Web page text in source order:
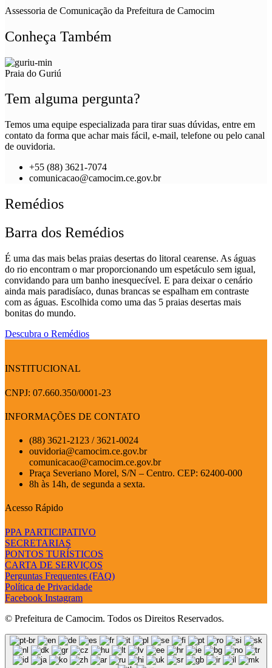
Assessoria de Comunicação da Prefeitura de Camocim
Conheça Também
Praia do Guriú
Tem alguma pergunta?
Temos uma equipe especializada para tirar suas dúvidas, entre em
contato da forma que achar mais fácil, e-mail, telefone ou pelo canal
de ouvidoria.
+55 (88) 3621-7074
comunicacao@camocim.ce.gov.br
Remédios
Barra dos Remédios
É uma das mais belas praias desertas do litoral cearense. As águas
do rio encontram o mar proporcionando um espetáculo sem igual,
convidando para um banho inesquecível. E para deixar o cenário
ainda mais paradisíaco, dunas brancas se espalham em contraste
com as águas. Escolhida como uma das 5 praias desertas mais
bonitas do mundo.
Descubra o Remédios
INSTITUCIONAL
CNPJ: 07.660.350/0001-23
INFORMAÇÕES DE CONTATO
(88) 3621-2123 / 3621-0024
ouvidoria@camocim.ce.gov.br
comunicacao@camocim.ce.gov.br
Praça Severiano Morel, S/N – Centro. CEP: 62400-000
8h às 14h, de segunda a sexta.
Acesso Rápido
PPA PARTICIPATIVO
SECRETARIAS
PONTOS TURÍSTICOS
CARTA DE SERVIÇOS
Perguntas Frequentes (FAQ)
Política de Privacidade
Facebook Instagram
© Prefeitura de Camocim. Todos os Direitos Reservados.